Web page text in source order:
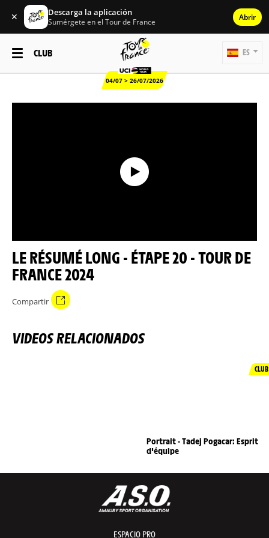
✕ Descarga la aplicación
Sumérgete en el Tour de France Abrir
CLUB
04/07 > 26/07/2026
ES
LE RÉSUMÉ LONG - ÉTAPE 20 - TOUR DE
FRANCE 2024
Compartir
VIDEOS RELACIONADOS
CLUB
Portrait - Tadej Pogacar: Esprit
d'équipe
ESPACIO PRO